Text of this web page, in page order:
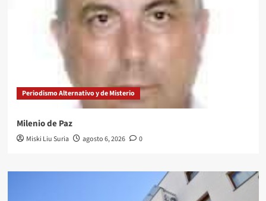
Periodismo Alternativo y de Misterio
Milenio de Paz
Miski Liu Suria agosto 6, 2026 0